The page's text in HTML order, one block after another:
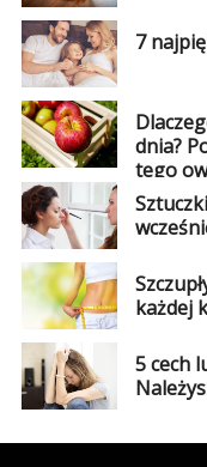
7
dnia?
tego
każdej
5 cech